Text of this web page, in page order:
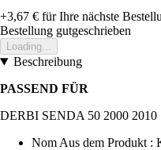
+3,67 € für Ihre nächste
Bestellung gutgeschrieben
Loading...
Beschreibung
PASSEND FÜR
DERBI SENDA 50 2000 2010
Nom Aus dem Produkt :